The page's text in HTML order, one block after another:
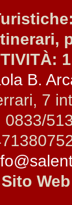
B.
7
0833/